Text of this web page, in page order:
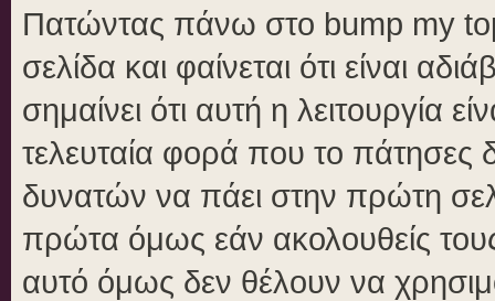
Πατώντας πάνω στο bump my
σελίδα και φαίνεται ότι είναι
σημαίνει ότι αυτή η λειτουργία
τελευταία φορά που το πάτησες
δυνατών να πάει στην πρώτη
πρώτα όμως εάν ακολουθείς
αυτό όμως δεν θέλουν να